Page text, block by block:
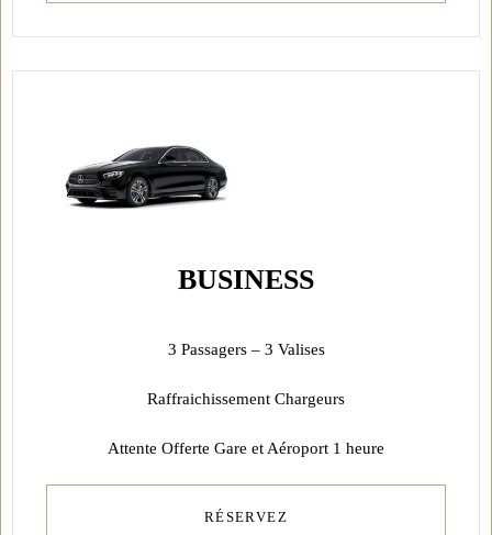
BUSINESS
3 Passagers – 3 Valises
Raffraichissement Chargeurs
Attente Offerte Gare et Aéroport 1 heure
RÉSERVEZ